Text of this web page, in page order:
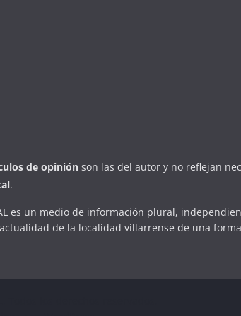
de opinión son las del autor y no reflejan
.
es un medio de información plural,
de la localidad villarrense de una